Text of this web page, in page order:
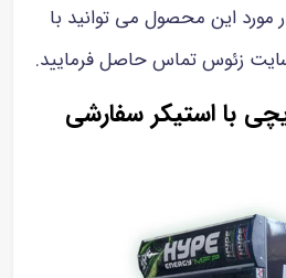
این محصول می توانید با
زئوس تماس حاصل فرمایید.
با استیکر سفارشی